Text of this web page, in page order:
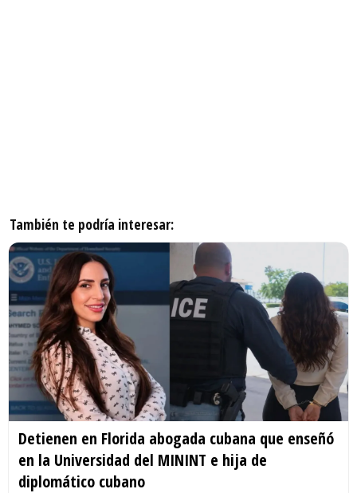
También te podría interesar:
Detienen en Florida abogada cubana que enseñó
en la Universidad del MININT e hija de
diplomático cubano